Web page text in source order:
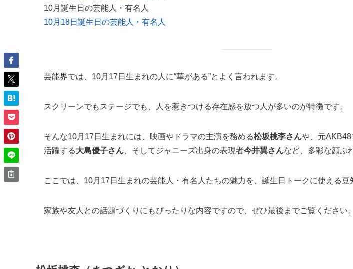
10月誕生日の芸能人・有名人
10月18日誕生日の芸能人・有名人
芸能界では、10月17日生まれの人に“華がある”とよく言われます。
スクリーンでもステージでも、人を惹きつける存在感を放つ人が多いのが特徴です。
そんな10月17日生まれには、映画やドラマの主演を務める松坂桃李さんや、元
活躍する大島優子さん 、そしてジャニーズ出身の表現者今井翼さんなど、多彩な顔ぶ
ここでは、10月17日生まれの芸能人・有名人たちの魅力を、誕生日トークに使える豆
家族や友人との話題づくりにもぴったりな内容ですので、ぜひ最後までご覧ください。